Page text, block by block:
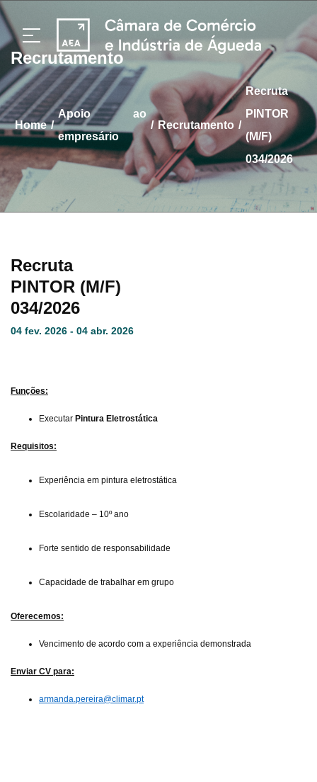
Recrutamento
home /
apoio ao
empresário
/ Recrutamento /
Recruta
PINTOR
(M/F)
034/2026
Recruta
PINTOR (M/F)
034/2026
04 fev. 2026 - 04 abr. 2026
Funções:
Executar Pintura Eletrostática
Requisitos:
Experiência em pintura eletrostática
Escolaridade – 10º ano
Forte sentido de responsabilidade
Capacidade de trabalhar em grupo
Oferecemos:
Vencimento de acordo com a experiência demonstrada
Enviar CV para:
armanda.pereira@climar.pt